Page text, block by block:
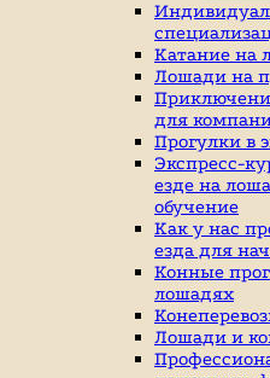
индивидуальные
Катание на
Лошади на
для
Прогулки в
Экспресс-
езде на
обучение
Как у нас
езда для
Конные
лошадях
Лошади и